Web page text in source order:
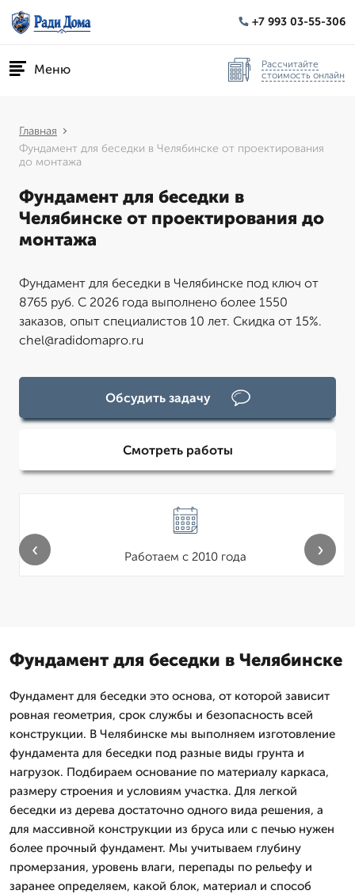
+7 993 03-55-306
Меню
Рассчитайте
стоимость онлайн
Главная
Фундамент для беседки в Челябинске от проектирования
до монтажа
Фундамент для беседки в
Челябинске от проектирования до
монтажа
Фундамент для беседки в Челябинске под ключ от
8765 руб. С 2026 года выполнено более 1550
заказов, опыт специалистов 10 лет. Скидка от 15%.
chel@radidomapro.ru
Обсудить задачу
Смотреть работы
Работаем с 2010 года
‹ ›
Фундамент для беседки в Челябинске
Фундамент для беседки это основа, от которой зависит
ровная геометрия, срок службы и безопасность всей
конструкции. В Челябинске мы выполняем изготовление
фундамента для беседки под разные виды грунта и
нагрузок. Подбираем основание по материалу каркаса,
размеру строения и условиям участка. Для легкой
беседки из дерева достаточно одного вида решения, а
для массивной конструкции из бруса или с печью нужен
более прочный фундамент. Мы учитываем глубину
промерзания, уровень влаги, перепады по рельефу и
заранее определяем, какой блок, материал и способ